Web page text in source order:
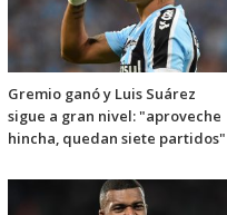
Gremio ganó y Luis Suárez
sigue a gran nivel: "aproveche
hincha, quedan siete partidos"